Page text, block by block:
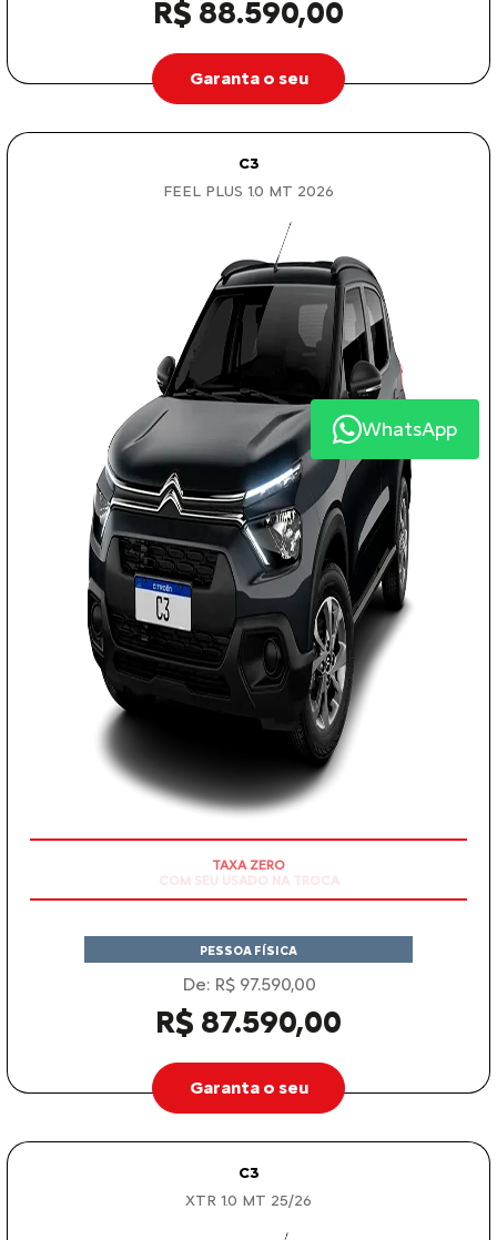
R$ 88.590,00
Garanta o seu
C3
FEEL PLUS 1.0 MT 2026
PESSOA FÍSICA
De: R$ 97.590,00
R$ 87.590,00
Garanta o seu
C3
XTR 1.0 MT 25/26
WhatsApp